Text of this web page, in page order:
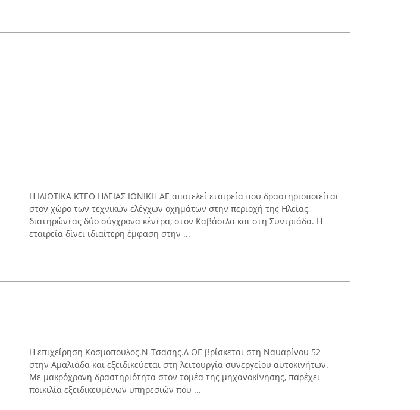
Η ΙΔΙΩΤΙΚΑ ΚΤΕΟ ΗΛΕΙΑΣ ΙΟΝΙΚΗ ΑΕ αποτελεί εταιρεία που δραστηριοποιείται
στον χώρο των τεχνικών ελέγχων οχημάτων στην περιοχή της Ηλείας,
διατηρώντας δύο σύγχρονα κέντρα, στον Καβάσιλα και στη Συντριάδα. Η
εταιρεία δίνει ιδιαίτερη έμφαση στην ...
Η επιχείρηση Κοσμοπουλος.Ν-Τσασης.Δ ΟΕ βρίσκεται στη Ναυαρίνου 52
στην Αμαλιάδα και εξειδικεύεται στη λειτουργία συνεργείου αυτοκινήτων.
Με μακρόχρονη δραστηριότητα στον τομέα της μηχανοκίνησης, παρέχει
ποικιλία εξειδικευμένων υπηρεσιών που ...